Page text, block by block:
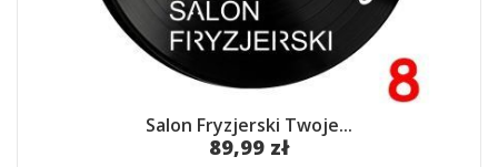
Salon Fryzjerski Twoje...
89,99 zł